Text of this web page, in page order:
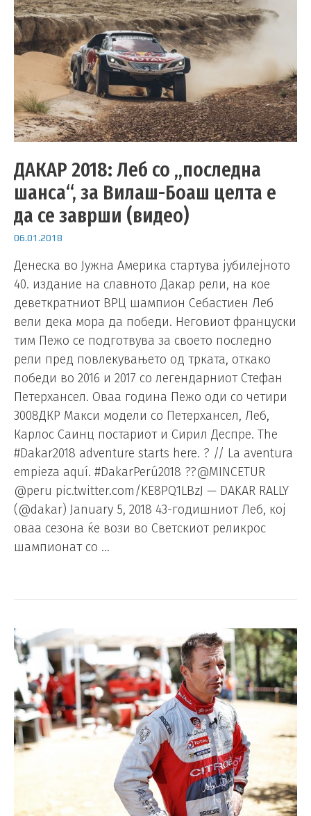
ДАКАР 2018: Леб со „последна
шанса“, за Вилаш-Боаш целта е
да се заврши (видео)
06.01.2018
Денеска во Јужна Америка стартува јубилејното
40. издание на славното Дакар рели, на кое
деветкратниот ВРЦ шампион Себастиен Леб
вели дека мора да победи. Неговиот француски
тим Пежо се подготвува за своето последно
рели пред повлекувањето од трката, откако
победи во 2016 и 2017 со легендарниот Стефан
Петерхансел. Оваа година Пежо оди со четири
3008ДКР Макси модели со Петерхансел, Леб,
Карлос Саинц постариот и Сирил Деспре. The
#Dakar2018 adventure starts here. ? // La aventura
empieza aquí. #DakarPerú2018 ??@MINCETUR
@peru pic.twitter.com/KE8PQ1LBzJ — DAKAR RALLY
(@dakar) January 5, 2018 43-годишниот Леб, кој
оваа сезона ќе вози во Светскиот реликрос
шампионат со …